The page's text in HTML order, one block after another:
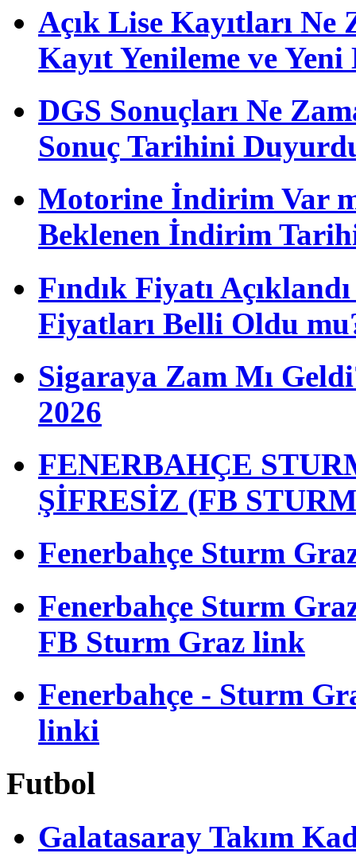
Açık Lise Kayıtları Ne
Kayıt Yenileme ve
DGS Sonuçları Ne
Sonuç Tarihini
Motorine İndirim Var
Beklenen İndirim
Fındık Fiyatı
Fiyatları Belli Oldu
Sigaraya Zam Mı
2026
FENERBAHÇE
ŞİFRESİZ (FB
Fenerbahçe Sturm
Fenerbahçe Sturm
FB Sturm Graz link
Fenerbahçe - Sturm
linki
Futbol
Galatasaray Takım